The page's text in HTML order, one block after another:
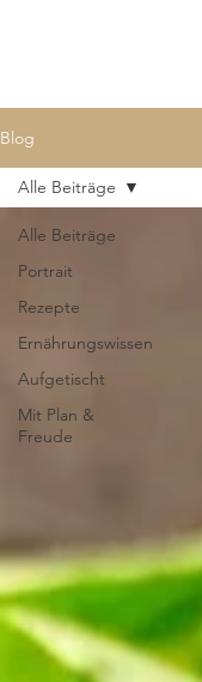
Blog
Alle Beiträge
Portrait
Rezepte
Ernährungswissen
Aufgetischt
Mit Plan &
Freude
Alle Beiträge